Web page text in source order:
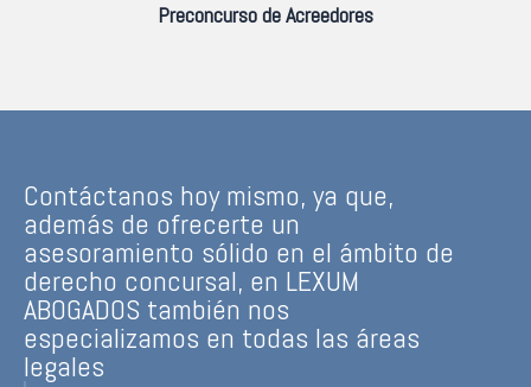
Preconcurso de Acreedores
Contáctanos hoy mismo, ya que,
además de ofrecerte un
asesoramiento sólido en el ámbito de
derecho concursal, en LEXUM
ABOGADOS también nos
especializamos en todas las áreas
legales